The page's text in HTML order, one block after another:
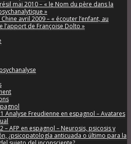
mai 2010 – « le Nom du père dans la
»
avril 2009 – « écouter l’enfant, au
l’apport de Françoise Dolto »
Analyse Freudienne en espagnol – Avatares
2 – AFP en espagnol – Neurosis, psicosis y
¿psicopatología anticuada o último para la